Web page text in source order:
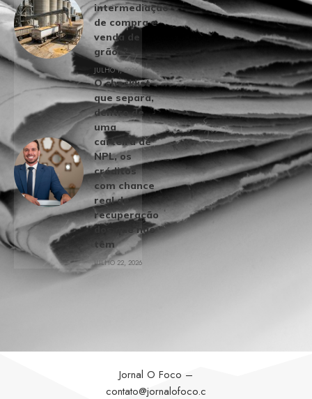
intermediação
de compra e
venda de
grãos?
JULHO 1, 2026
O checklist
que separa,
dentro de
uma
carteira de
NPL, os
créditos
com chance
real de
recuperação
dos que não
têm
JULHO 22, 2026
Jornal O Foco –
contato@jornalofoco.c